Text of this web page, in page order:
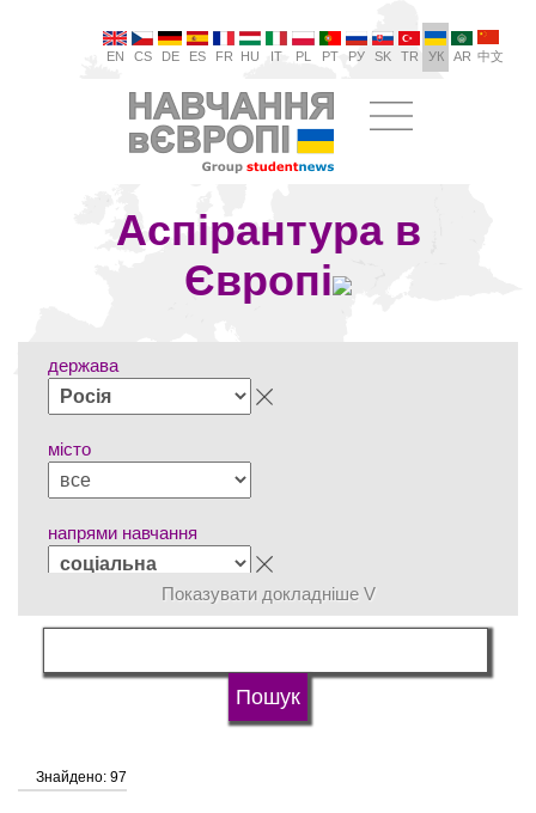
EN CS DE ES FR HU IT PL PT РУ SK TR УК AR 中文
Аспірантура в
Європі
держава
місто
напрями навчання
мова навчання
Статус університету
Показувати докладніше V
Знайдено: 97